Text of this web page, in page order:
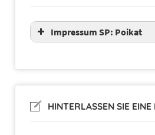
Impressum SP: Poikat
HINTERLASSEN SIE